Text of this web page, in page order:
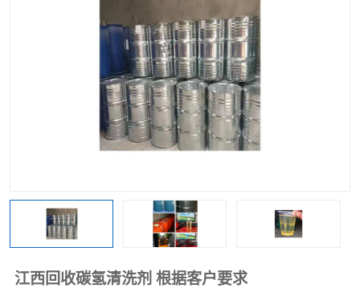
江西回收碳氢清洗剂 根据客户要求
上门回收废清洗剂